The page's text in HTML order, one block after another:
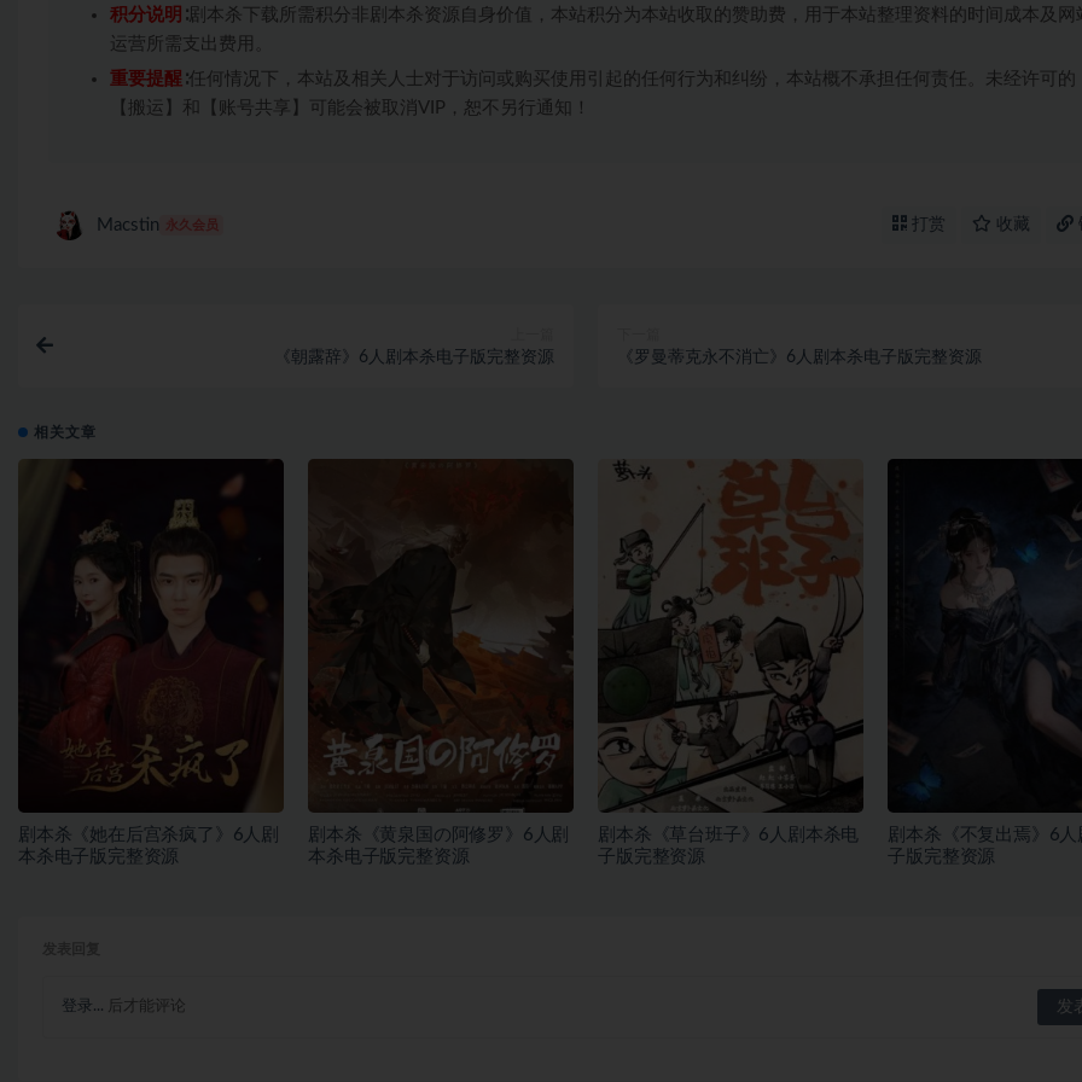
积分说明 ∶剧本杀下载所需积分非剧本杀资源自身价值，本站积分为本站收取的赞助费，用于本站整理资料的时间成本及网
运营所需支出费用。
重要提醒 ∶任何情况下，本站及相关人士对于访问或购买使用引起的任何行为和纠纷，本站概不承担任何责任。未经许可的
【搬运】和【账号共享】可能会被取消VIP，恕不另行通知！
Macstin 永久会员 打赏 收藏
《朝露辞》6人剧本杀电子版完整资源 《罗曼蒂克永不消亡》6人剧本杀电子版完整资源
相关文章
剧本杀《她在后宫杀疯了》6人剧
本杀电子版完整资源
剧本杀《黄泉国の阿修罗》6人剧
本杀电子版完整资源
剧本杀《草台班子》6人剧本杀电
子版完整资源
剧本杀《不复出焉》6
子版完整资源
登录... 后才能评论